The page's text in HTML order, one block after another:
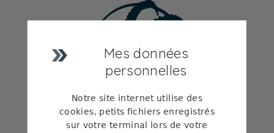
Mes données
personnelles
Notre site internet utilise des
cookies, petits fichiers enregistrés
sur votre terminal lors de votre